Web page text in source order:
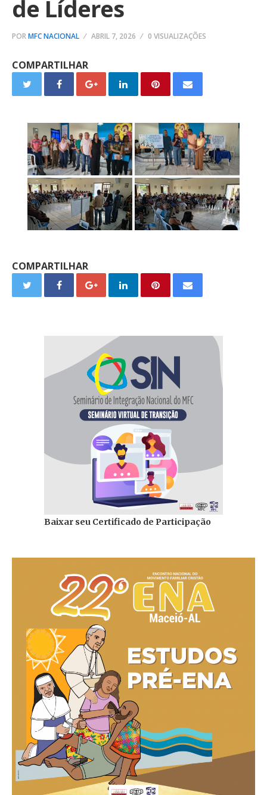
de Líderes
PORMFC NACIONAL ABRIL 7, 2026 0 VISUALIZAÇÕES
COMPARTILHAR
COMPARTILHAR
Baixar seu Certificado de Participação